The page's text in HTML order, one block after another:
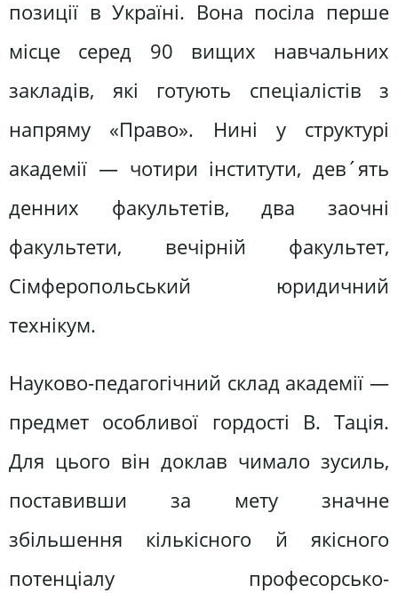
позиції в Україні. Вона посіла перше
місце серед 90 вищих навчальних
закладів, які готують спеціалістів з
напряму «Право». Нині у структурі
академії — чотири інститути, дев´ять
денних факультетів, два заочні
факультети, вечірній факультет,
Сімферопольський юридичний
технікум.
Науково-педагогічний склад академії —
предмет особливої гордості В. Тація.
Для цього він доклав чимало зусиль,
поставивши за мету значне
збільшення кількісного й якісного
потенціалу професорсько-